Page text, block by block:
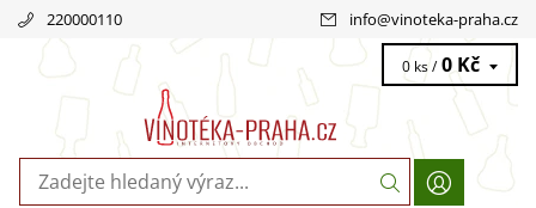
220000110 info@vinoteka-praha.cz
0 ks / 0 Kč